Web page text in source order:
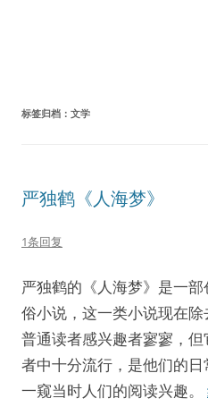
标签归档： 文学
严独鹤《人海梦》
1条回复
严独鹤的《人海梦》是一
俗小说，这一类小说现在
普通读者感兴趣者寥寥，
者中十分流行，是他们的
一窥当时人们的阅读兴趣。